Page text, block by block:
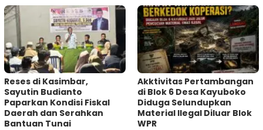
Reses di Kasimbar,
Sayutin Budianto
Paparkan Kondisi Fiskal
Daerah dan Serahkan
Bantuan Tunai
Akktivitas Pertambangan
di Blok 6 Desa Kayuboko
Diduga Selundupkan
Material Ilegal Diluar Blok
WPR